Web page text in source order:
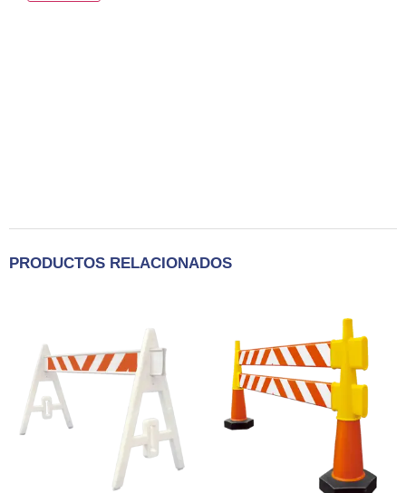
PRODUCTOS RELACIONADOS